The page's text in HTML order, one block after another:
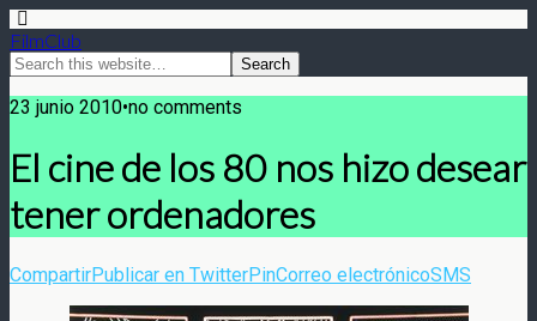
FilmClub
23 junio 2010•no comments
El cine de los 80 nos hizo desear
tener ordenadores
CompartirPublicar en TwitterPinCorreo electrónicoSMS